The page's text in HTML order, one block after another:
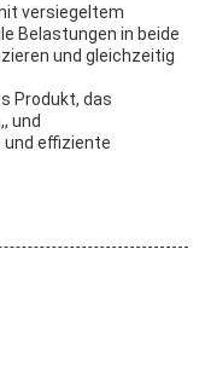
versiegeltem
Belastungen in beide
und gleichzeitig
Produkt, das
und
und effiziente